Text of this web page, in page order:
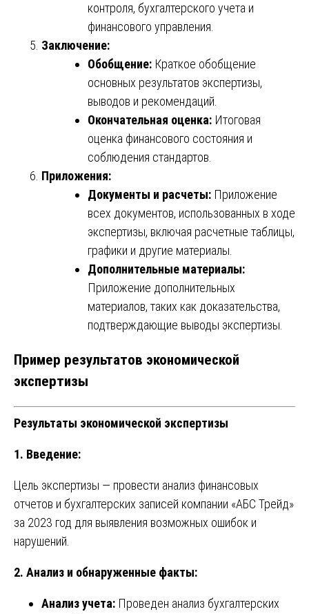
контроля, бухгалтерского учета и
финансового управления.
Заключение:
Обобщение: Краткое обобщение
основных результатов экспертизы,
выводов и рекомендаций.
Окончательная оценка: Итоговая
оценка финансового состояния и
соблюдения стандартов.
Приложения:
Документы и расчеты: Приложение
всех документов, использованных в ходе
экспертизы, включая расчетные таблицы,
графики и другие материалы.
Дополнительные материалы:
Приложение дополнительных
материалов, таких как доказательства,
подтверждающие выводы экспертизы.
Пример результатов экономической
экспертизы
Результаты экономической экспертизы
1. Введение:
Цель экспертизы — провести анализ финансовых
отчетов и бухгалтерских записей компании «АБС Трейд»
за 2023 год для выявления возможных ошибок и
нарушений.
2. Анализ и обнаруженные факты:
Анализ учета: Проведен анализ бухгалтерских